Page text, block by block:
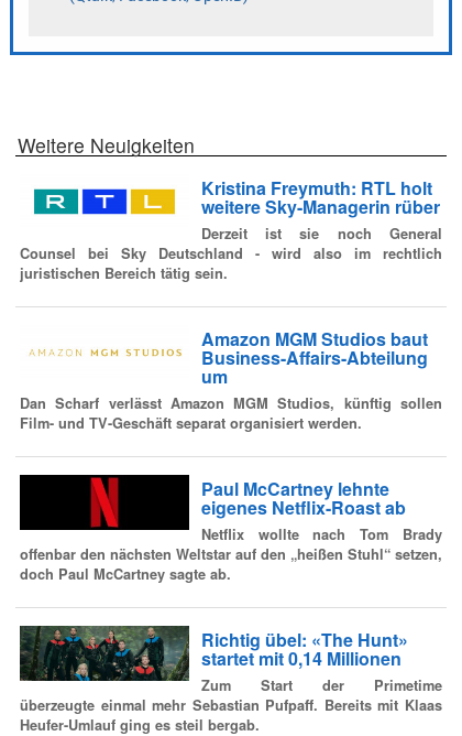
Weitere Neuigkeiten
Kristina Freymuth: RTL holt
weitere Sky-Managerin rüber
Derzeit ist sie noch General
Counsel bei Sky Deutschland - wird also im rechtlich
juristischen Bereich tätig sein.
Amazon MGM Studios baut
Business-Affairs-Abteilung
um
Dan Scharf verlässt Amazon MGM Studios, künftig sollen
Film- und TV-Geschäft separat organisiert werden.
Paul McCartney lehnte
eigenes Netflix-Roast ab
Netflix wollte nach Tom Brady
offenbar den nächsten Weltstar auf den „heißen Stuhl“ setzen,
doch Paul McCartney sagte ab.
Richtig übel: «The Hunt»
startet mit 0,14 Millionen
Zum Start der Primetime
überzeugte einmal mehr Sebastian Pufpaff. Bereits mit Klaas
Heufer-Umlauf ging es steil bergab.